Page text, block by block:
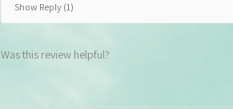
Show Reply (1)
Was this review helpful?